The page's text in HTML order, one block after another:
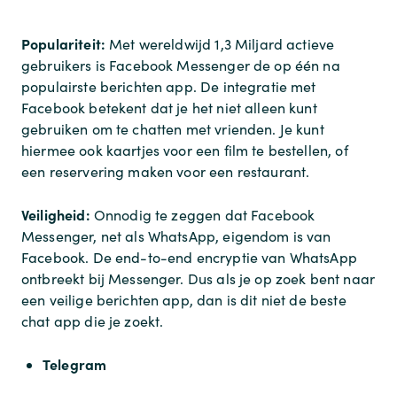
Populariteit: Met wereldwijd 1,3 Miljard actieve
gebruikers is Facebook Messenger de op één na
populairste berichten app. De integratie met
Facebook betekent dat je het niet alleen kunt
gebruiken om te chatten met vrienden. Je kunt
hiermee ook kaartjes voor een film te bestellen, of
een reservering maken voor een restaurant.
Veiligheid: Onnodig te zeggen dat Facebook
Messenger, net als WhatsApp, eigendom is van
Facebook. De end-to-end encryptie van WhatsApp
ontbreekt bij Messenger. Dus als je op zoek bent naar
een veilige berichten app, dan is dit niet de beste
chat app die je zoekt.
Telegram